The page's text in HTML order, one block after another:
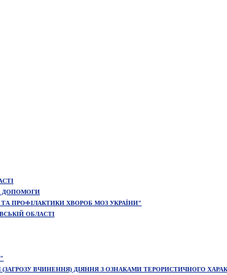
ДОПОМОГИ
ПРОФІЛАКТИКИ ХВОРОБ МОЗ УКРАЇНИ"
ОБЛАСТІ
ВЧИНЕННЯ) ДІЯННЯ З ОЗНАКАМИ ТЕРОРИСТИЧНОГО